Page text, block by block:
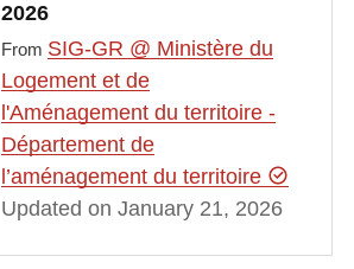
2026
From SIG-GR @ Ministère du
Logement et de
l'Aménagement du territoire -
Département de
l’aménagement du territoire
Updated on January 21, 2026